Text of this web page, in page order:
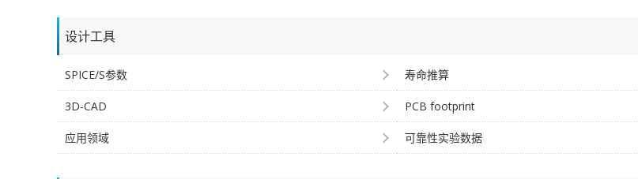
设计工具
SPICE/S参数 寿命推算
3D-CAD PCB footprint
应用领域 可靠性实验数据